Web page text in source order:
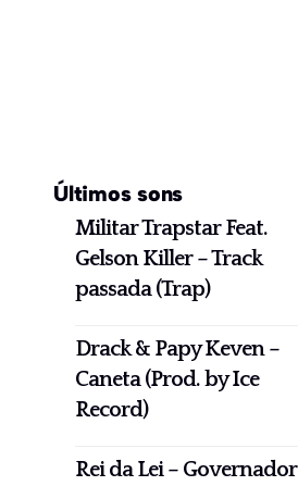
Últimos sons
Militar Trapstar Feat.
Gelson Killer – Track
passada (Trap)
Drack & Papy Keven –
Caneta (Prod. by Ice
Record)
Rei da Lei – Governador